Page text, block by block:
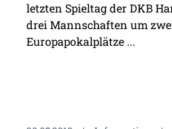
letzten Spieltag der DKB
drei Mannschaften um
Europapokalplätze ...